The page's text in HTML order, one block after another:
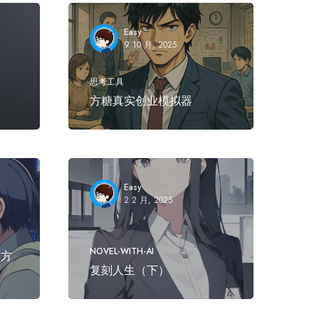
Easy
9 10 月, 2025
思考工具
方糖真实创业模拟器
Easy
2 2 月, 2025
NOVEL-WITH-AI
复刻人生（下）